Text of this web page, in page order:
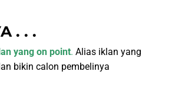
. . .
yang on point. Alias iklan yang
bikin calon pembelinya